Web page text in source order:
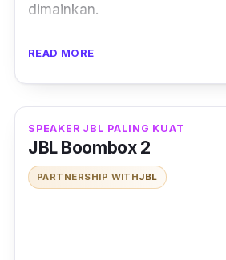
dimainkan.
Tapi jangan lupa untuk
Bunyi yang dihasilkan oleh
juga cukup sedap didengar
mempunyai transduser yang
liputan sehingga 360 darjah
READ MORE
SPEAKER JBL PALING KUAT
JBL Boombox 2
PARTNERSHIP WITHJBL